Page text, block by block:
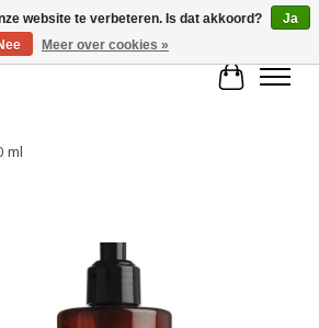
ml
image slideshow Items
website te verbeteren. Is dat akkoord?
Ja
Meer over cookies »